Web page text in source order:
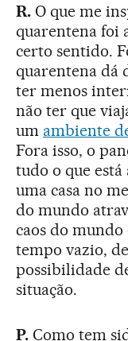
R. O que me
quarentena foi
certo sentido.
quarentena dá
ter menos
não ter que
um ambiente
Fora isso, o
tudo o que
uma casa no
do mundo
caos do
tempo vazio,
possibilidade
situação.
P. Como tem